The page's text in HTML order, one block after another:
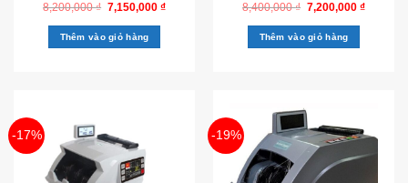
8,200,000₫ 7,150,000 ₫
Thêm vào giỏ hàng
8,400,000₫ 7,200,000 ₫
Thêm vào giỏ hàng
-17% -19%